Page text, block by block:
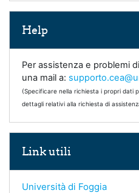
Help
Per assistenza e problemi
una mail a:
(Specificare nella richiesta i propri dati
dettagli relativi alla richiesta di
Link utili
Università di Foggia